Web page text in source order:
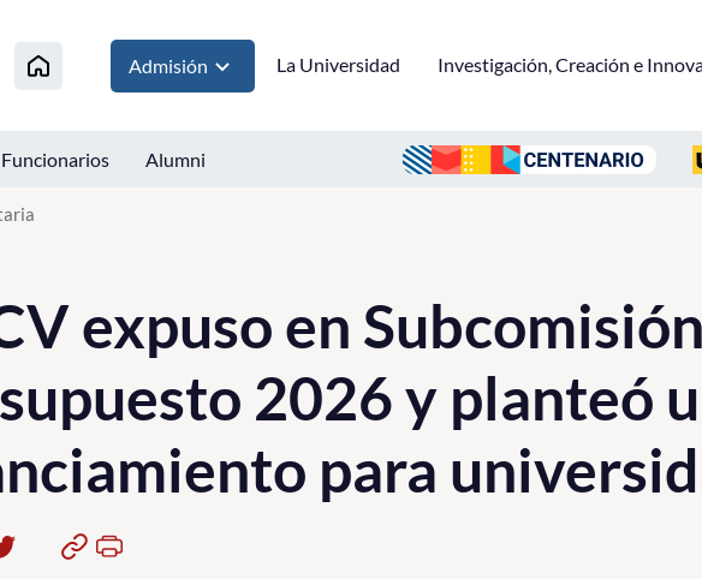
Admisión La Universidad Investigación, Creación e
Funcionarios Alumni
expuso en
2026 y planteó
para